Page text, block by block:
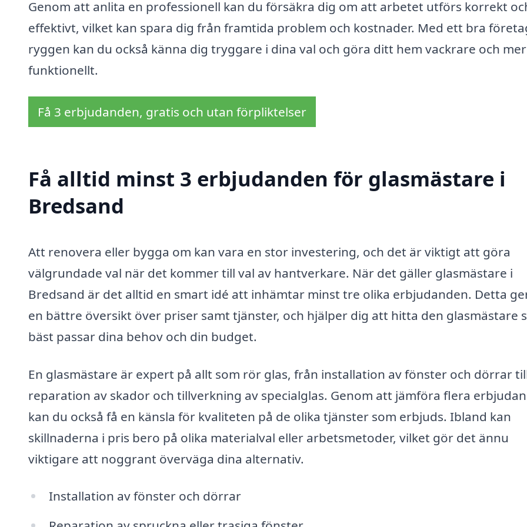
Genom att anlita en professionell kan du försäkra dig om att arbetet utförs korrekt
effektivt, vilket kan spara dig från framtida problem och kostnader. Med ett bra
ryggen kan du också känna dig tryggare i dina val och göra ditt hem vackrare och mer
funktionellt.
Få 3 erbjudanden, gratis och utan förpliktelser
Få alltid minst 3 erbjudanden för glasmästare i
Bredsand
Att renovera eller bygga om kan vara en stor investering, och det är viktigt att göra
välgrundade val när det kommer till val av hantverkare. När det gäller glasmästare i
Bredsand är det alltid en smart idé att inhämtar minst tre olika erbjudanden. Detta
en bättre översikt över priser samt tjänster, och hjälper dig att hitta den glasmästare
bäst passar dina behov och din budget.
En glasmästare är expert på allt som rör glas, från installation av fönster och dörrar
reparation av skador och tillverkning av specialglas. Genom att jämföra flera
kan du också få en känsla för kvaliteten på de olika tjänster som erbjuds. Ibland kan
skillnaderna i pris bero på olika materialval eller arbetsmetoder, vilket gör det ännu
viktigare att noggrant överväga dina alternativ.
Installation av fönster och dörrar